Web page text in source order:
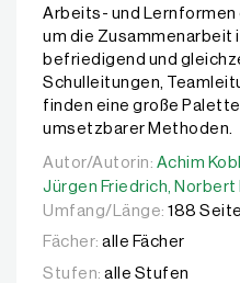
Arbeits- und Lernformen
um die Zusammenarbeit
befriedigend und
Schulleitungen,
finden eine große
umsetzbarer Methoden.
Autor/Autorin: Achim
Autor/Autorin: Achim
Jürgen Friedrich, Norbert
Umfang/Länge: 188
Fächer: alle Fächer
Stufen: alle Stufen